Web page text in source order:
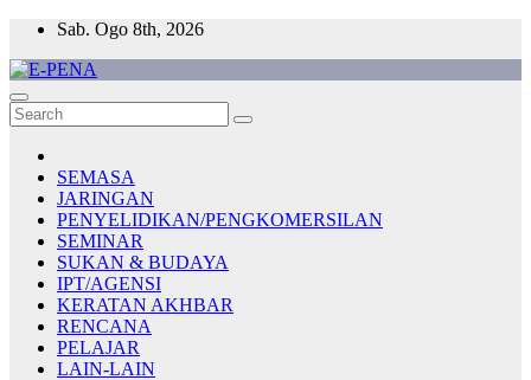
Skip
content
Sab. Ogo 8th, 2026
E-PENA
Berita Digital Terkini
SEMASA
JARINGAN
PENYELIDIKAN/PENGKOMERSILAN
SEMINAR
SUKAN & BUDAYA
IPT/AGENSI
KERATAN AKHBAR
RENCANA
PELAJAR
LAIN-LAIN